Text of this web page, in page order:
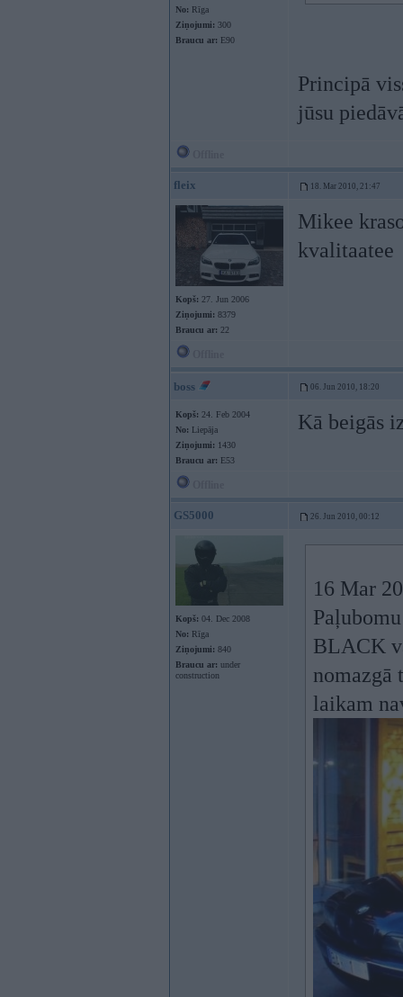
No: Rīga
Ziņojumi: 300
Braucu ar: E90
Principā
jūsu
fleix 18. Mar 2010, 21:47
Kopš: 27. Jun 2006
Ziņojumi: 8379
Braucu ar: 22
Mikee
kvalitaatee
boss 06. Jun 2010, 18:20
Kopš: 24. Feb 2004
No: Liepāja
Ziņojumi: 1430
Braucu ar: E53
Kā beigās
GS5000 26. Jun 2010, 00:12
Kopš: 04. Dec 2008
No: Rīga
Ziņojumi: 840
Braucu ar: under
construction
16 Mar
BLACK
nomazgā
laikam